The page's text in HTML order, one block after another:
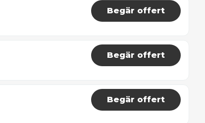
Begär offert
Begär offert
Begär offert